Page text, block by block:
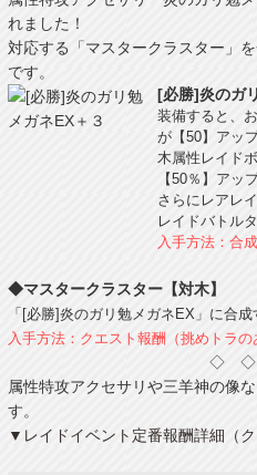
れました！
対応する「マスタークラスター」
です。
[必勝]炎のガ
装備すると、
が【50】アップ
木属性レイド
【50％】アッ
さらにレアレ
レイドバトル
入手方法：合成
◆マスタークラスター【対木】
「[必勝]炎のガリ勉メガネEX」に合
入手方法：クエスト報酬（挑めトラの
◇
属性特攻アクセサリや三羊神の像
す。
▼レイドイベント定番報酬詳細（ク